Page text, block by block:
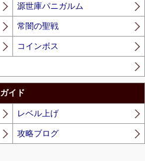
源世庫パニガルム
常闇の聖戦
コインボス
ガイド
レベル上げ
攻略ブログ